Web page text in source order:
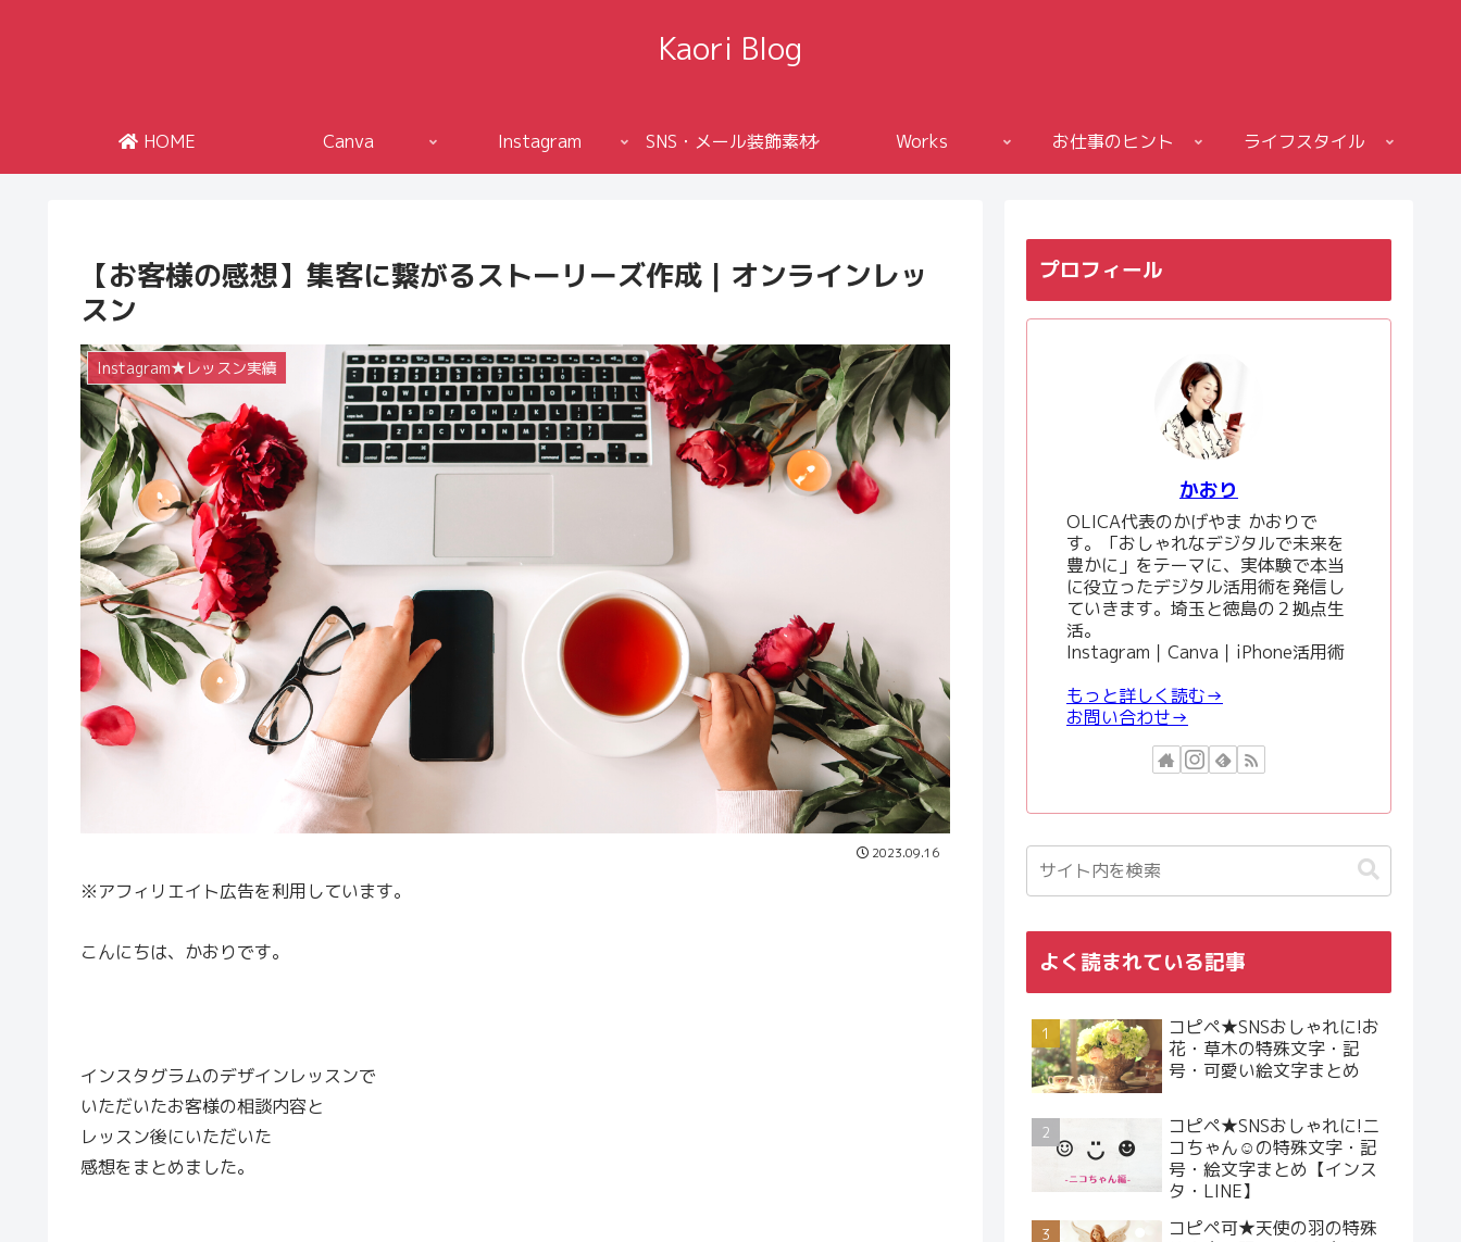
Kaori Blog
HOME Canva Instagram SNS・メール装飾素材 Works お仕事のヒント ライフスタイル
【お客様の感想】集客に繋がるストーリーズ作成｜オンラインレッ
スン
Instagram★レッスン実績
2023.09.16
※アフィリエイト広告を利用しています。
こんにちは、かおりです。
インスタグラムのデザインレッスンで
いただいたお客様の相談内容と
レッスン後にいただいた
感想をまとめました。
プロフィール
かおり
OLICA代表のかげやま かおりで
す。「おしゃれなデジタルで未来を
豊かに」をテーマに、実体験で本当
に役立ったデジタル活用術を発信し
ていきます。埼玉と徳島の２拠点生
活。
Instagram｜Canva｜iPhone活用術
もっと詳しく読む→
お問い合わせ→
よく読まれている記事
コピペ★SNSおしゃれに!お
花・草木の特殊文字・記
号・可愛い絵文字まとめ
コピペ★SNSおしゃれに!ニ
コちゃん☺︎の特殊文字・記
号・絵文字まとめ【インス
タ・LINE】
コピペ可★天使の羽の特殊